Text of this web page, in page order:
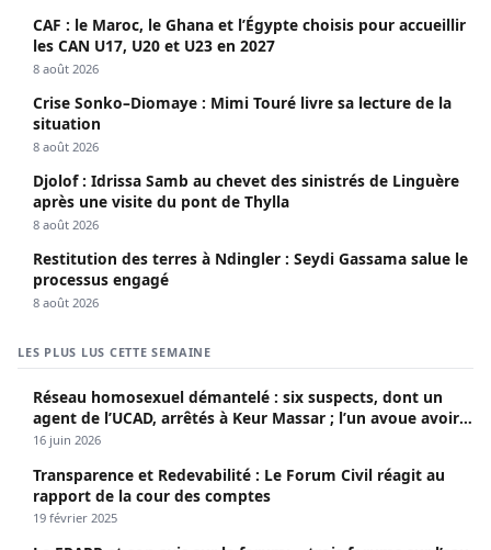
CAF : le Maroc, le Ghana et l’Égypte choisis pour accueillir
les CAN U17, U20 et U23 en 2027
8 août 2026
Crise Sonko–Diomaye : Mimi Touré livre sa lecture de la
situation
8 août 2026
Djolof : Idrissa Samb au chevet des sinistrés de Linguère
après une visite du pont de Thylla
8 août 2026
Restitution des terres à Ndingler : Seydi Gassama salue le
processus engagé
8 août 2026
LES PLUS LUS CETTE SEMAINE
Réseau homosexuel démantelé : six suspects, dont un
agent de l’UCAD, arrêtés à Keur Massar ; l’un avoue avoir
propagé le VIH depuis 2018
16 juin 2026
Transparence et Redevabilité : Le Forum Civil réagit au
rapport de la cour des comptes
19 février 2025